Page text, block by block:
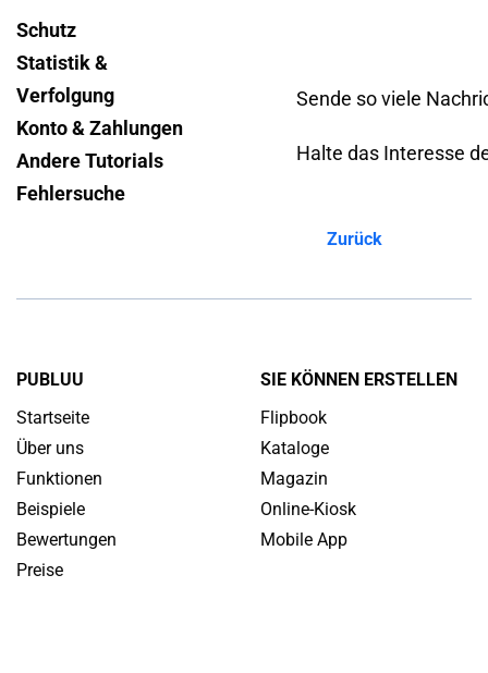
Schutz
Statistik &
Verfolgung
Konto & Zahlungen
Andere Tutorials
Fehlersuche
Sende so viele
Halte das Interesse
Zurück
PUBLUU
Startseite
Über uns
Funktionen
Beispiele
Bewertungen
Preise
SIE KÖNNEN ERSTELLEN
Flipbook
Kataloge
Magazin
Online-Kiosk
Mobile App